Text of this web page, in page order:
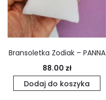
Bransoletka Zodiak – PANNA
88.00 zł
Dodaj do koszyka